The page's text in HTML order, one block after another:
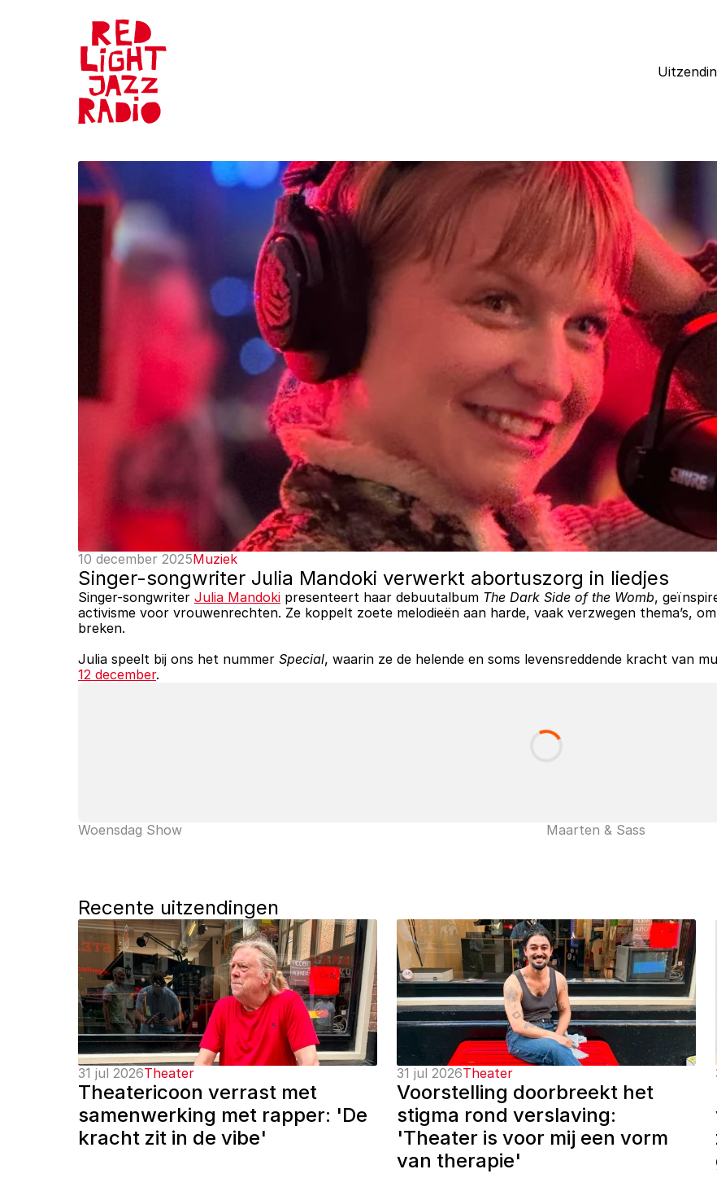
10 december 2025Muziek
Singer-songwriter Julia Mandoki verwerkt abortuszorg in liedjes
Singer-songwriter Julia Mandoki presenteert haar debuutalbum The Dark Side of the Womb,
activisme voor vrouwenrechten. Ze koppelt zoete melodieën aan harde, vaak verzwegen thema’s,
breken.
Julia speelt bij ons het nummer Special, waarin ze de helende en soms levensreddende kracht van
12 december.
Woensdag Show Maarten & Sass
Recente uitzendingen
31 jul 2026Theater
Theatericoon verrast met
samenwerking met rapper: 'De
kracht zit in de vibe'
31 jul 2026Theater
Voorstelling doorbreekt het
stigma rond verslaving:
'Theater is voor mij een vorm
van therapie'